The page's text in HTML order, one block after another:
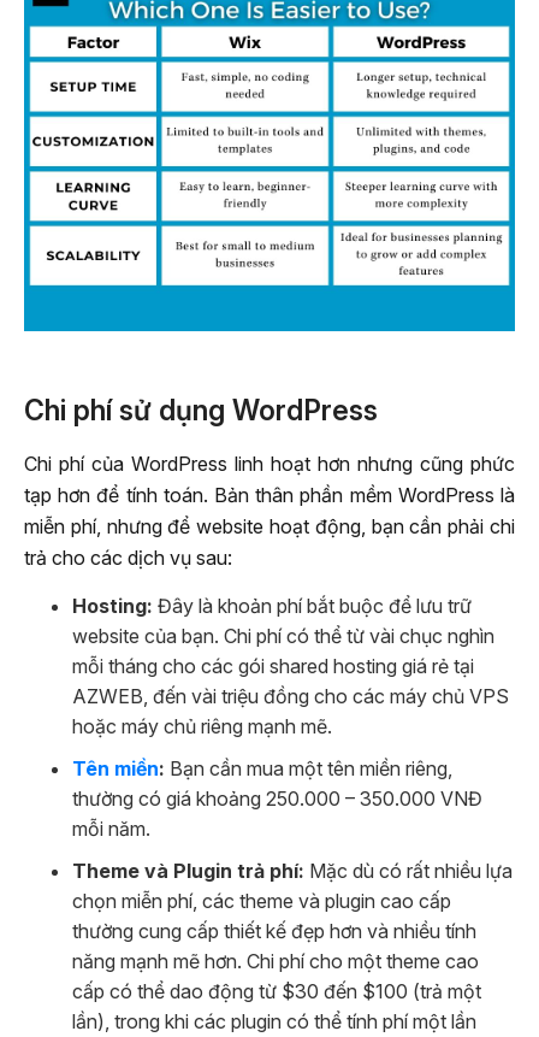
Chi phí sử dụng WordPress
Chi phí của WordPress linh hoạt hơn nhưng cũng phức
tạp hơn để tính toán. Bản thân phần mềm WordPress là
miễn phí, nhưng để website hoạt động, bạn cần phải chi
trả cho các dịch vụ sau:
Hosting: Đây là khoản phí bắt buộc để lưu trữ
website của bạn. Chi phí có thể từ vài chục nghìn
mỗi tháng cho các gói shared hosting giá rẻ tại
AZWEB, đến vài triệu đồng cho các máy chủ VPS
hoặc máy chủ riêng mạnh mẽ.
Tên miền: Bạn cần mua một tên miền riêng,
thường có giá khoảng 250.000 – 350.000 VNĐ
mỗi năm.
Theme và Plugin trả phí: Mặc dù có rất nhiều lựa
chọn miễn phí, các theme và plugin cao cấp
thường cung cấp thiết kế đẹp hơn và nhiều tính
năng mạnh mẽ hơn. Chi phí cho một theme cao
cấp có thể dao động từ $30 đến $100 (trả một
lần), trong khi các plugin có thể tính phí một lần